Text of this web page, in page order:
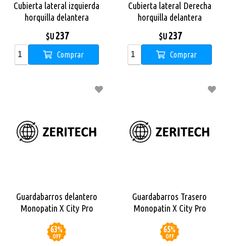
Cubierta lateral izquierda
horquilla delantera
$U237
Comprar
Cubierta lateral Derecha
horquilla delantera
$U237
Comprar
Guardabarros delantero
Monopatin X City Pro
63%
OFF
Guardabarros Trasero
Monopatin X City Pro
65%
OFF